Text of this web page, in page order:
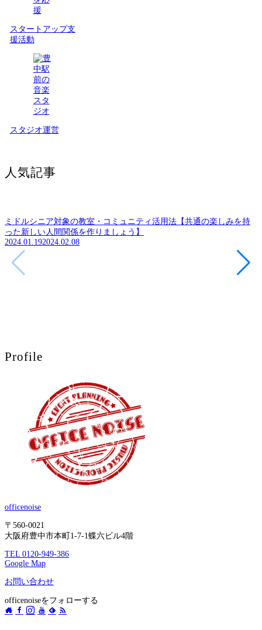
スタートアップ支
援活動
スタジオ運営
人気記事
ミドルシニア対象の教室・コミュニティ活用法【共通の楽しみを持
った新しい人間関係を作りましょう】
2024.01.192024.02.08
Profile
officenoise
〒560-0021
大阪府豊中市本町1-7-1蝶六ビル4階
TEL 0120-949-386
Google Map
お問い合わせ
officenoiseをフォローする